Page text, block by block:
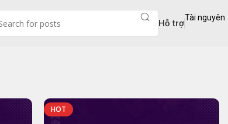
Hỗ trợ
Tài nguyên
HOT